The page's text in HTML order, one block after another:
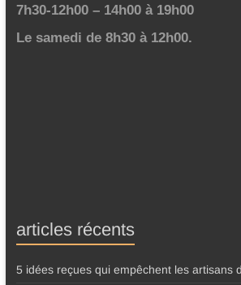
7h30-12h00 – 14h00 à 19h00
Le samedi de 8h30 à 12h00.
articles récents
5 idées reçues qui empêchent les artisans